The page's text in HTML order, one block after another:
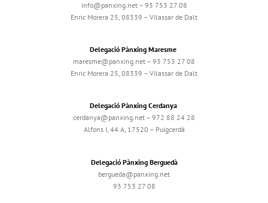
info@panxing.net – 93 753 27 08
Enric Morera 25, 08339 – Vilassar de Dalt
Delegació Pànxing Maresme
maresme@panxing.net – 93 753 27 08
Enric Morera 25, 08339 – Vilassar de Dalt
Delegació Pànxing Cerdanya
cerdanya@panxing.net – 972 88 24 28
Alfons I, 44 A, 17520 – Puigcerdà
Delegació Pànxing Berguedà
bergueda@panxing.net
93 753 27 08